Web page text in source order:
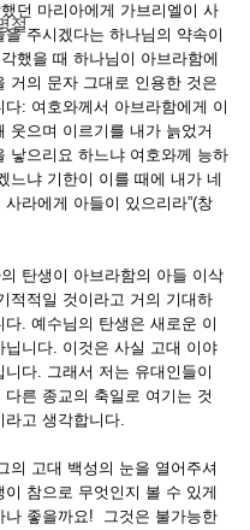
절
던 마리아에게 가브리엘이 사
주시겠다는 하나님의 약속이
했을 때 하나님이 아브라함에
거의 문자 그대로 인용한 것은
다: 여호와께서 아브라함에게 이
웃으며 이르기를 내가 늙었거
낳으리요 하느냐 여호와께 능하
느냐 기한이 이를 때에 내가 네
라에게 아들이 있으리라”(창
탄생이 아브라함의 아들 이삭
적적일 것이라고 거의 기대하
다. 예수님의 탄생은 새로운 이
닙니다. 이것은 사실 고대 이야
니다. 그래서 저는 유대인들이
른 종교의 축일로 여기는 것
라고 생각합니다.
의 고대 백성의 눈을 열어주셔
이 참으로 무엇인지 볼 수 있게
좋을까요!  그것은 불가능한